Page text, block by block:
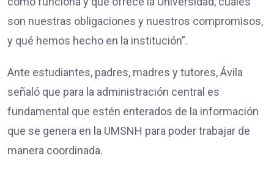
son nuestras obligaciones y nuestros compromisos,
y qué hemos hecho en la institución”.
Ante estudiantes, padres, madres y tutores, Ávila
señaló que para la administración central es
fundamental que estén enterados de la información
que se genera en la UMSNH para poder trabajar de
manera coordinada.